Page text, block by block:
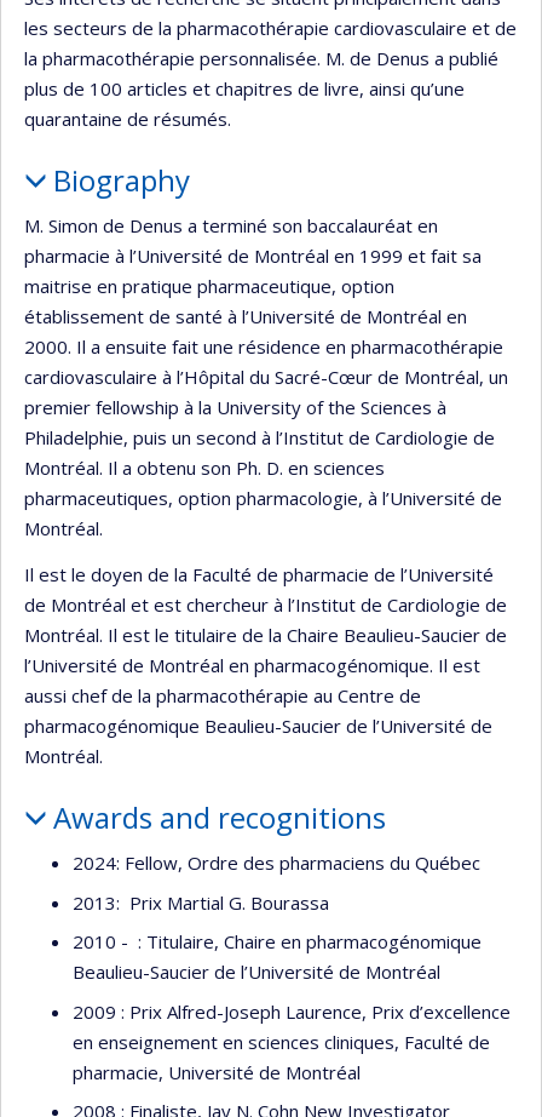
les secteurs de la pharmacothérapie cardiovasculaire et de
la pharmacothérapie personnalisée. M. de Denus a publié
plus de 100 articles et chapitres de livre, ainsi qu’une
quarantaine de résumés.
Biography
M. Simon de Denus a terminé son baccalauréat en
pharmacie à l’Université de Montréal en 1999 et fait sa
maitrise en pratique pharmaceutique, option
établissement de santé à l’Université de Montréal en
2000. Il a ensuite fait une résidence en pharmacothérapie
cardiovasculaire à l’Hôpital du Sacré-Cœur de Montréal, un
premier fellowship à la University of the Sciences à
Philadelphie, puis un second à l’Institut de Cardiologie de
Montréal. Il a obtenu son Ph. D. en sciences
pharmaceutiques, option pharmacologie, à l’Université de
Montréal.
Il est le doyen de la Faculté de pharmacie de l’Université
de Montréal et est chercheur à l’Institut de Cardiologie de
Montréal. Il est le titulaire de la Chaire Beaulieu-Saucier de
l’Université de Montréal en pharmacogénomique. Il est
aussi chef de la pharmacothérapie au Centre de
pharmacogénomique Beaulieu-Saucier de l’Université de
Montréal.
Awards and recognitions
2024: Fellow, Ordre des pharmaciens du Québec
2013: Prix Martial G. Bourassa
2010 - : Titulaire, Chaire en pharmacogénomique
Beaulieu-Saucier de l’Université de Montréal
2009 : Prix Alfred-Joseph Laurence, Prix d’excellence
en enseignement en sciences cliniques, Faculté de
pharmacie, Université de Montréal
2008 : Finaliste, Jay N. Cohn New Investigator